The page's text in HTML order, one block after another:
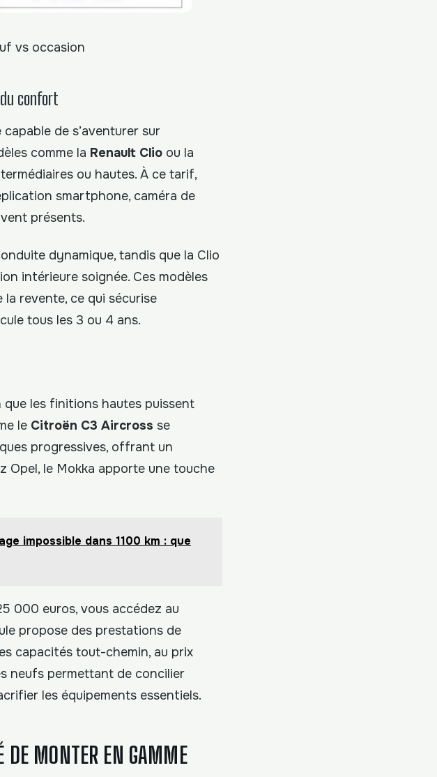
vs occasion
confort
de s’aventurer sur
comme la Renault Clio ou la
ou hautes. À ce tarif,
smartphone, caméra de
présents.
dynamique, tandis que la Clio
intérieure soignée. Ces modèles
revente, ce qui sécurise
tous les 3 ou 4 ans.
que les finitions hautes puissent
le Citroën C3 Aircross se
progressives, offrant un
Opel, le Mokka apporte une touche
impossible dans 1100 km : que
000 euros, vous accédez au
propose des prestations de
capacités tout-chemin, au prix
neufs permettant de concilier
les équipements essentiels.
DE MONTER EN GAMME